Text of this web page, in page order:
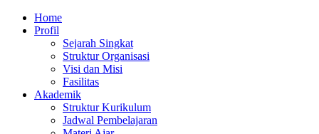
Home
Profil
Sejarah Singkat
Struktur Organisasi
Visi dan Misi
Fasilitas
Akademik
Struktur Kurikulum
Jadwal Pembelajaran